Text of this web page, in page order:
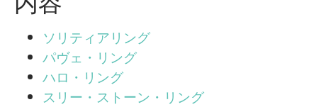
ソリティアリング
パヴェ・リング
ハロ・リング
スリー・ストーン・リング